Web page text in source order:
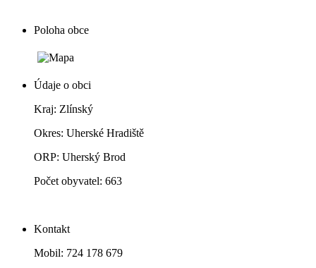
Poloha obce
Údaje o obci
Kraj: Zlínský
Okres: Uherské Hradiště
ORP: Uherský Brod
Počet obyvatel: 663
Kontakt
Mobil: 724 178 679